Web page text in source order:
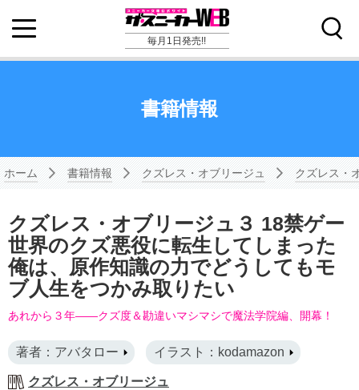
毎月1日発売!!
書籍情報
ホーム 書籍情報 クズレス・オブリージュ クズレス・
クズレス・オブリージュ３ 18禁ゲー
世界のクズ悪役に転生してしまった
俺は、原作知識の力でどうしてもモ
ブ人生をつかみ取りたい
あれから３年――クズ度＆勘違いマシマシで魔法学院編、開幕！
著者：アバタロー イラスト：kodamazon
クズレス・オブリージュ